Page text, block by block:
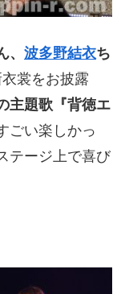
、 波多野結衣ち
衣裳をお披露
主題歌『背徳エ
ごい楽しかっ
テージ上で喜び